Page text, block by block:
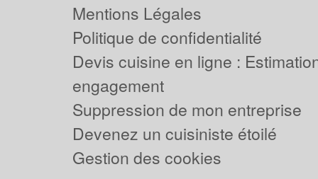
Mentions Légales
Politique de confidentialité
Devis cuisine en ligne :
engagement
Suppression de mon entreprise
Devenez un cuisiniste étoilé
Gestion des cookies